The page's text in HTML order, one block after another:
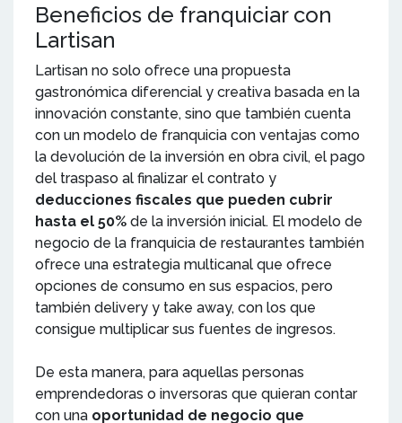
Beneficios de franquiciar con
Lartisan
Lartisan no solo ofrece una propuesta
gastronómica diferencial y creativa basada en la
innovación constante, sino que también cuenta
con un modelo de franquicia con ventajas como
la devolución de la inversión en obra civil, el pago
del traspaso al finalizar el contrato y
deducciones fiscales que pueden cubrir
hasta el 50% de la inversión inicial. El modelo de
negocio de la franquicia de restaurantes también
ofrece una estrategia multicanal que ofrece
opciones de consumo en sus espacios, pero
también delivery y take away, con los que
consigue multiplicar sus fuentes de ingresos.
De esta manera, para aquellas personas
emprendedoras o inversoras que quieran contar
con una oportunidad de negocio que